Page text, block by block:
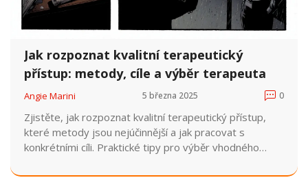
Jak rozpoznat kvalitní terapeutický
přístup: metody, cíle a výběr terapeuta
Angie Marini 5 března 2025 0
Zjistěte, jak rozpoznat kvalitní terapeutický přístup,
které metody jsou nejúčinnější a jak pracovat s
konkrétními cíli. Praktické tipy pro výběr vhodného